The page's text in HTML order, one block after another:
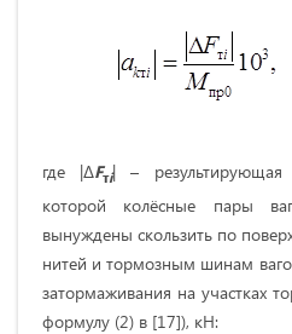
где |∆Fтi| – результирующая
которой колёсные пары
вынуждены скользить по
нитей и тормозным шинам
затормаживания на участках
формулу (2) в [17]), кН: